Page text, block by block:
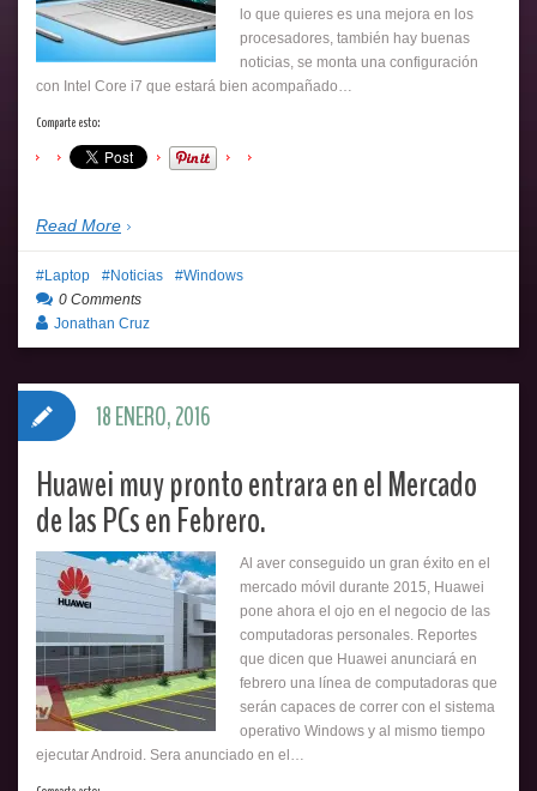
lo que quieres es una mejora en los
procesadores, también hay buenas
noticias, se monta una configuración
con Intel Core i7 que estará bien acompañado…
Comparte esto:
Read More
Laptop Noticias
Windows
0 Comments
Jonathan Cruz
Huawei muy pronto entrara en el Mercado
de las PCs en Febrero.
Al aver conseguido un gran éxito en el
mercado móvil durante 2015, Huawei
pone ahora el ojo en el negocio de las
computadoras personales. Reportes
que dicen que Huawei anunciará en
febrero una línea de computadoras que
serán capaces de correr con el sistema
operativo Windows y al mismo tiempo
ejecutar Android. Sera anunciado en el…
18 ENERO, 2016